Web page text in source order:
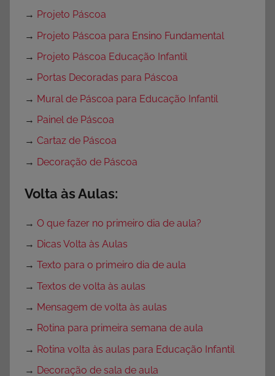
→ Projeto Páscoa
→ Projeto Páscoa para Ensino Fundamental
→ Projeto Páscoa Educação Infantil
→ Portas Decoradas para Páscoa
→ Mural de Páscoa para Educação Infantil
→ Painel de Páscoa
→ Cartaz de Páscoa
→ Decoração de Páscoa
Volta às Aulas:
→ O que fazer no primeiro dia de aula?
→ Dicas Volta às Aulas
→ Texto para o primeiro dia de aula
→ Textos de volta às aulas
→ Mensagem de volta às aulas
→ Rotina para primeira semana de aula
→ Rotina volta às aulas para Educação Infantil
→ Decoração de sala de aula